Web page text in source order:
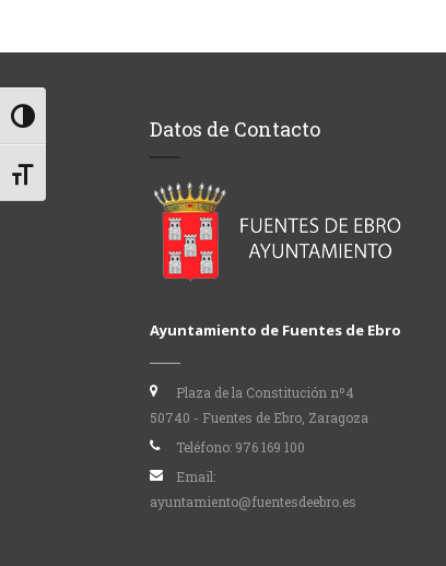
Alternar alto contraste
Alternar tamaño de letra
Datos de Contacto
Ayuntamiento de Fuentes de Ebro
Plaza de la Constitución nº4
50740 - Fuentes de Ebro, Zaragoza
Teléfono: 976 169 100
Email:
ayuntamiento@fuentesdeebro.es